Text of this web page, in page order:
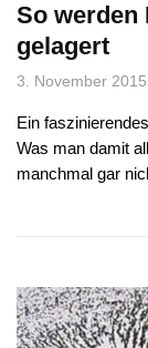
So werden
gelagert
3. November 2015
Ein
Was man damit
manchmal gar